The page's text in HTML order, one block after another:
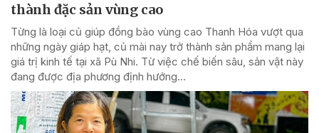
thành đặc sản vùng cao
Từng là loại củ giúp đồng bào vùng cao Thanh Hóa vượt qua
những ngày giáp hạt, củ mài nay trở thành sản phẩm mang lại
giá trị kinh tế tại xã Pù Nhi. Từ việc chế biến sâu, sản vật này
đang được địa phương định hướng...